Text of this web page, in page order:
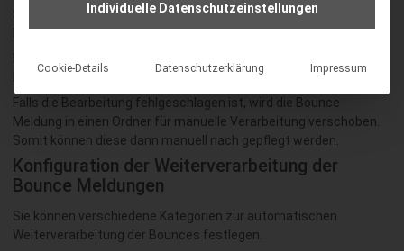
Schließlich löst der Eventlogger/die
Benachrichtigungsverwaltung ein Event aus.
Falls die Bearbeitung fehlgeschlagen ist, wird die Bounce
Meldung in einen Ordner für manuelle Verarbeitung verschoben.
Somit können diese dann manuell nach gepflegt werden.
Konfiguration der Weiterverarbeitung der
Bounce Meldungen
Sie können verschiedene Kategorien zur automatischen
Weiterverarbeitung der Bounces festlegen.
Individuelle Datenschutzeinstellungen
Cookie-Details Datenschutzerklärung Impressum